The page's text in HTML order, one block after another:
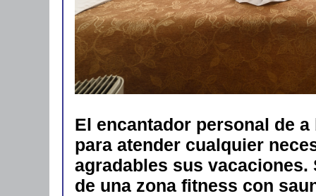
El encantador personal de
para atender cualquier
agradables sus
de una zona fitness con